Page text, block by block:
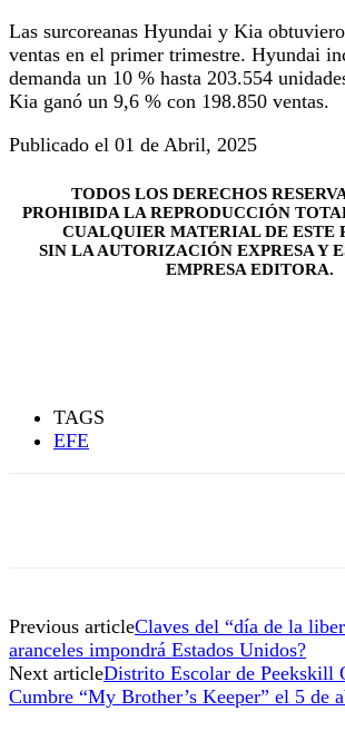
Las surcoreanas Hyundai y Kia
ventas en el primer trimestre. Hyundai
demanda un 10 % hasta 203.554
Kia ganó un 9,6 % con 198.850 ventas.
Publicado el 01 de Abril, 2025
TODOS LOS DERECHOS
PROHIBIDA LA REPRODUCCIÓN
CUALQUIER MATERIAL DE ESTE
SIN LA AUTORIZACIÓN EXPRESA Y
EMPRESA EDITORA.
TAGS
EFE
Previous articleClaves del “día de la
aranceles impondrá Estados Unidos?
Next articleDistrito Escolar de Peekskill
Cumbre “My Brother’s Keeper” el 5 de